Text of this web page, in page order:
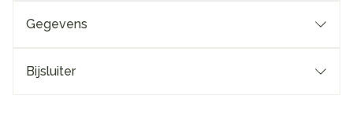
Gegevens
Bijsluiter